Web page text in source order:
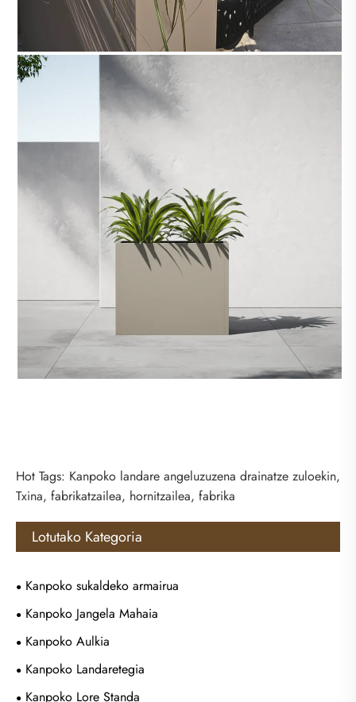
Hot Tags: Kanpoko landare angeluzuzena drainatze zuloekin,
Txina, fabrikatzailea, hornitzailea, fabrika
Lotutako Kategoria
Kanpoko sukaldeko armairua
Kanpoko Jangela Mahaia
Kanpoko Aulkia
Kanpoko Landaretegia
Kanpoko Lore Standa